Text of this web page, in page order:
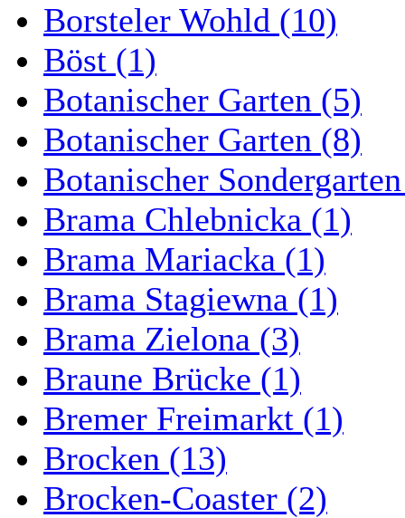
Borsteler Wohld (10)
Böst (1)
Botanischer Garten (5)
Botanischer Garten (8)
Botanischer
Brama Chlebnicka (1)
Brama Mariacka (1)
Brama Stagiewna (1)
Brama Zielona (3)
Braune Brücke (1)
Bremer Freimarkt (1)
Brocken (13)
Brocken-Coaster (2)